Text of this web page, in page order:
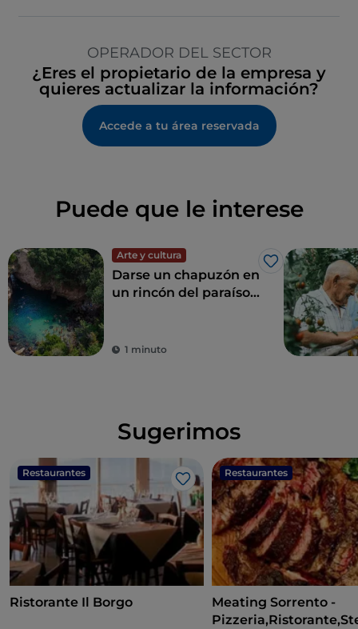
OPERADOR DEL SECTOR
¿Eres el propietario de la empresa y
quieres actualizar la información?
Accede a tu área reservada
Puede que le interese
Arte y cultura
Me gusta
Darse un chapuzón en
un rincón del paraíso:
1 minuto
Sugerimos
Restaurantes
Me gusta
Ristorante Il Borgo
Restaurantes
Meating Sorrento -